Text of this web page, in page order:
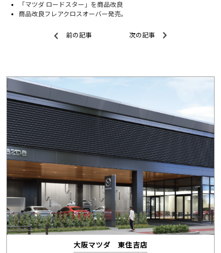
「マツダ ロードスター」を商品改良
商品改良フレアクロスオーバー発売。
前の記事 次の記事
大阪マツダ 東住吉店